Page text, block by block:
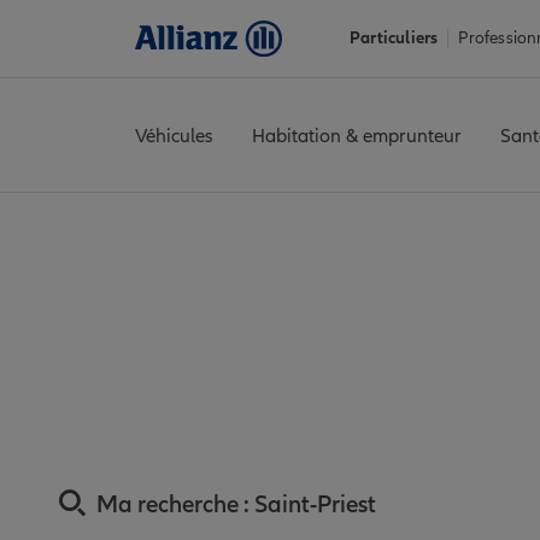
Particuliers
Véhicules Habitation & emprunteur
Ma recherche : Saint-Priest